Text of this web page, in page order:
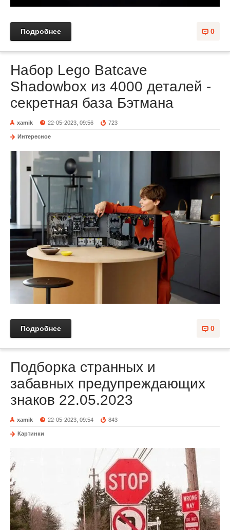
0
Подробнее
Набор Lego Batcave
Shadowbox из 4000 деталей -
секретная база Бэтмана
xamik 22-05-2023, 09:56 723
Интересное
0
Подробнее
Подборка странных и
забавных предупреждающих
знаков 22.05.2023
xamik 22-05-2023, 09:54 843
Картинки